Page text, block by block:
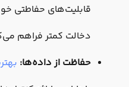
قابلیت‌های حفاطتی
دخالت کمتر فراهم
حفاظت از داده‌ها: